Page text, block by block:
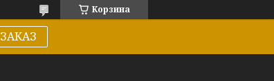
Корзина
ЗАКАЗ